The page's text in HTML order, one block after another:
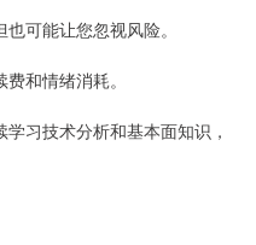
可能让您忽视风险。
和情绪消耗。
习技术分析和基本面知识，